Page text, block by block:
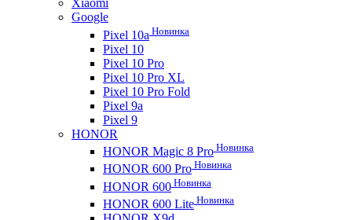
Xiaomi
Google
Pixel 10a Новинка
Pixel 10
Pixel 10 Pro
Pixel 10 Pro XL
Pixel 10 Pro Fold
Pixel 9a
Pixel 9
HONOR
HONOR Magic 8 Pro Новинка
HONOR 600 Pro Новинка
HONOR 600 Новинка
HONOR 600 Lite Новинка